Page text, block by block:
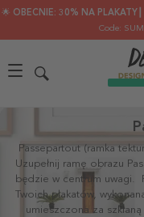
🌟 OBECNIE: 30% NA
Code:
Passepartout (ramka
Uzupełnij ramę obrazu
będzie w centrum uwagi.
Twoich plakatów,
umieszczona za